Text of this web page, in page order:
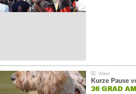
Kurze Pause
36 GRAD